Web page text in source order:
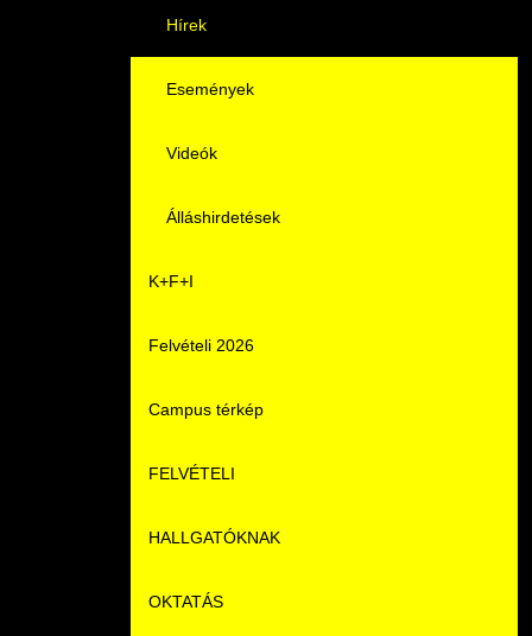
Hírek
Események
Videók
Álláshirdetések
K+F+I
Felvételi 2026
Campus térkép
FELVÉTELI
Pontozási rendszer szabályai
Felvetteknek
HALLGATÓKNAK
Képzéseink
OKTATÁS